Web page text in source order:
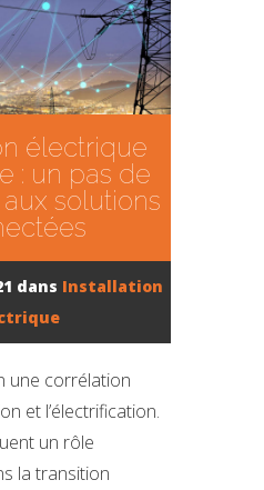
électrique
: un pas de
solutions
dans Installation
une corrélation
et l’électrification.
un rôle
la transition